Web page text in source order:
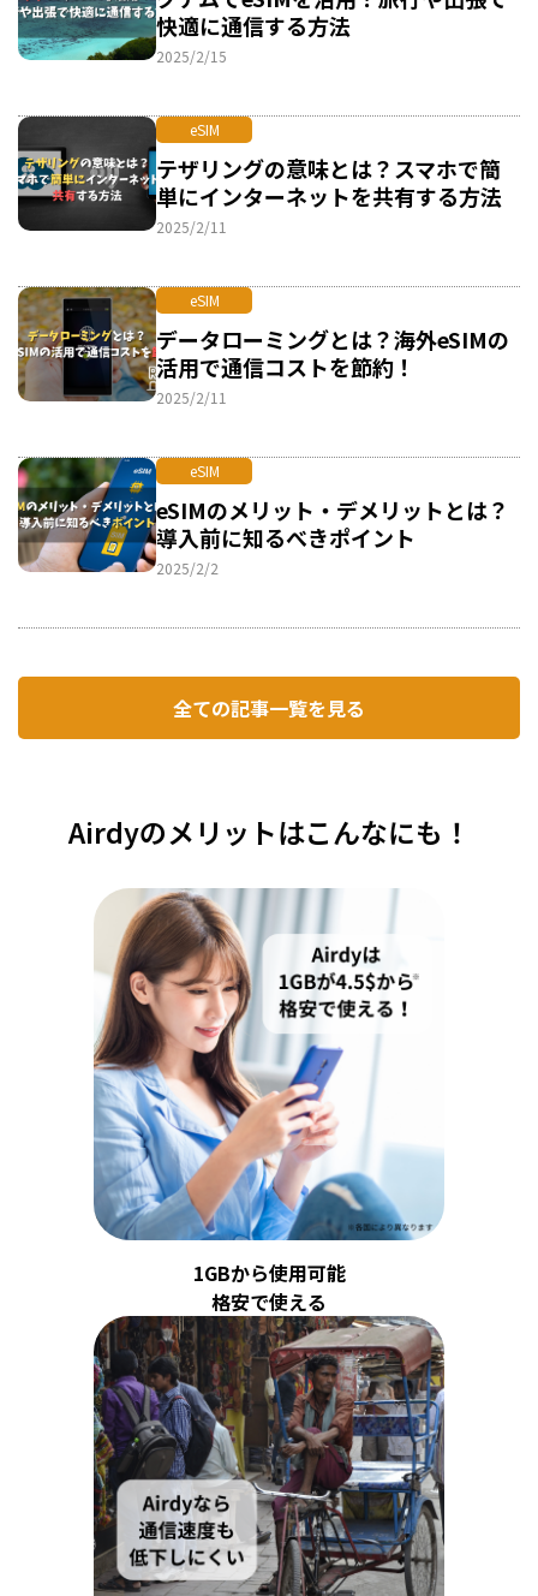
快適に通信する方法
2025/2/15
eSIM
テザリングの意味とは？スマホで簡
単にインターネットを共有する方法
2025/2/11
eSIM
データローミングとは？海外eSIMの
活用で通信コストを節約！
2025/2/11
eSIM
eSIMのメリット・デメリットとは？
導入前に知るべきポイント
2025/2/2
全ての記事一覧を見る
Airdyのメリットはこんなにも！
1GBから使用可能
格安で使える